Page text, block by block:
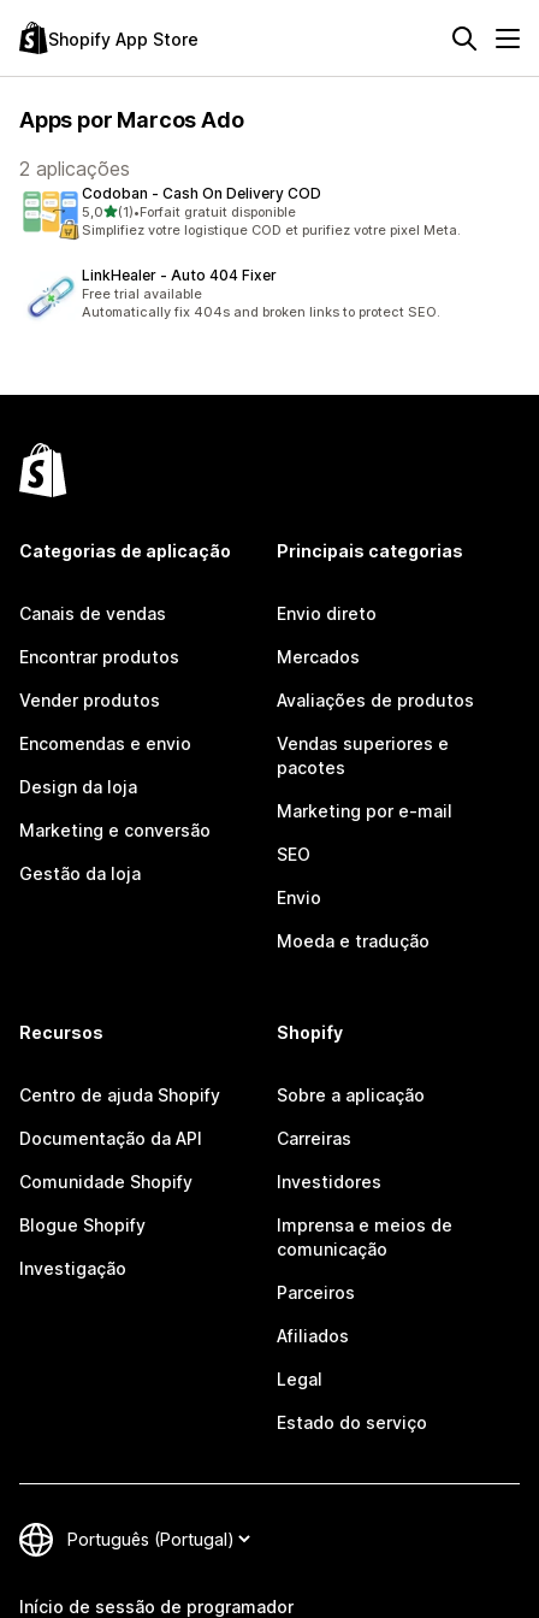
Shopify App Store
Apps por Marcos Ado
2 aplicações
Codoban ‑ Cash On Delivery COD
5,0de 5 estrelas
(1)
1 total de avaliações
•Forfait gratuit disponible
Simplifiez votre logistique COD et purifiez votre pixel Meta.
LinkHealer ‑ Auto 404 Fixer
Free trial available
Automatically fix 404s and broken links to protect SEO.
Categorias de aplicação
Canais de vendas
Encontrar produtos
Vender produtos
Encomendas e envio
Design da loja
Marketing e conversão
Gestão da loja
Principais categorias
Envio direto
Mercados
Avaliações de produtos
Vendas superiores e
pacotes
Marketing por e-mail
SEO
Envio
Moeda e tradução
Recursos
Centro de ajuda Shopify
Documentação da API
Comunidade Shopify
Blogue Shopify
Investigação
Shopify
Sobre a aplicação
Carreiras
Investidores
Imprensa e meios de
comunicação
Parceiros
Afiliados
Legal
Estado do serviço
Início de sessão de programador